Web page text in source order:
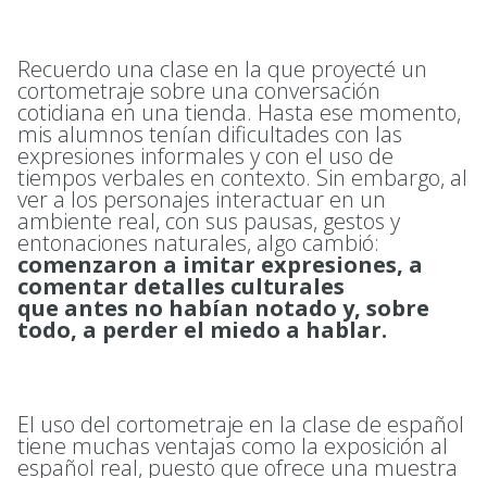
Recuerdo una clase en la que proyecté un
cortometraje sobre una conversación
cotidiana en una tienda. Hasta ese momento,
mis alumnos tenían dificultades con las
expresiones informales y con el uso de
tiempos verbales en contexto. Sin embargo, al
ver a los personajes interactuar en un
ambiente real, con sus pausas, gestos y
entonaciones naturales, algo cambió:
comenzaron a imitar expresiones, a
comentar detalles culturales
que antes no habían notado y, sobre
todo, a perder el miedo a hablar.
El uso del cortometraje en la clase de español
tiene muchas ventajas como la exposición al
español real, puesto que ofrece una muestra